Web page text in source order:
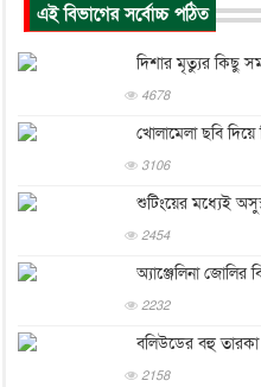
আন্তর্জাতিক
যুক্তরাষ্ট্রে
আন্তর্জাতিক
টি-টোয়েন্টি
খেলাধুলা
বস্তিতে কেটেছে
বিনোদন
যুক্তরাজ্যে বসবাসরত
সভা...
প্রধানমন্ত্রীকে
এই বিভাগের সর্বোচ্চ পঠিত
দিশার মৃত্যুর কিছু
4678
খোলামেলা ছবি দিয়ে
3106
শুটিংয়ের মধ্যেই
2454
অ্যাঞ্জেলিনা জোলির
2232
বলিউডের বহু
2158